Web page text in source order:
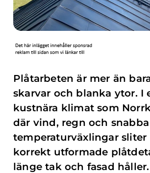
Plåtarbeten är mer än
skarvar och blanka ytor. I
kustnära klimat som
där vind, regn och snabba
temperaturväxlingar sliter
korrekt utformade
länge tak och fasad